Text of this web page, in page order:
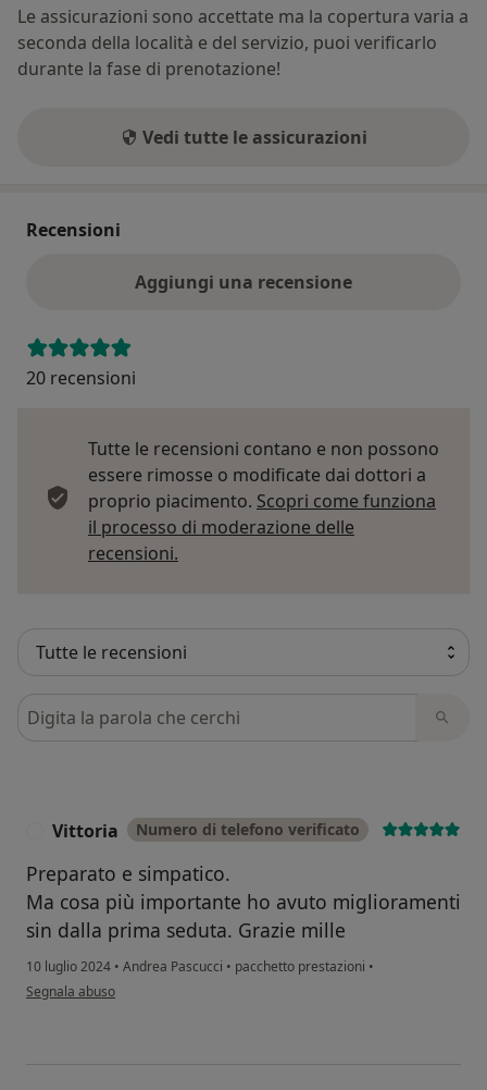
Le assicurazioni sono accettate ma la copertura varia a
seconda della località e del servizio, puoi verificarlo
durante la fase di prenotazione!
Vedi tutte le assicurazioni
Recensioni
Aggiungi una recensione
20 recensioni
Tutte le recensioni contano e non possono
essere rimosse o modificate dai dottori a
proprio piacimento. Scopri come funziona
il processo di moderazione delle
recensioni.
Cerca nelle recensioni
Vittoria Numero di telefono verificato
Preparato e simpatico.
Ma cosa più importante ho avuto miglioramenti
sin dalla prima seduta. Grazie mille
10 luglio 2024 • Andrea Pascucci • pacchetto prestazioni •
secondo l'opinione dell'utente Vittoria
Segnala abuso